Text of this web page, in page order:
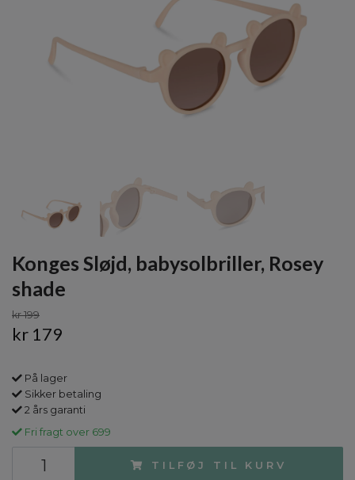
Konges Sløjd, babysolbriller, Rosey
shade
kr 199
kr 179
På lager
Sikker betaling
2 års garanti
Fri fragt over 699
TILFØJ TIL KURV